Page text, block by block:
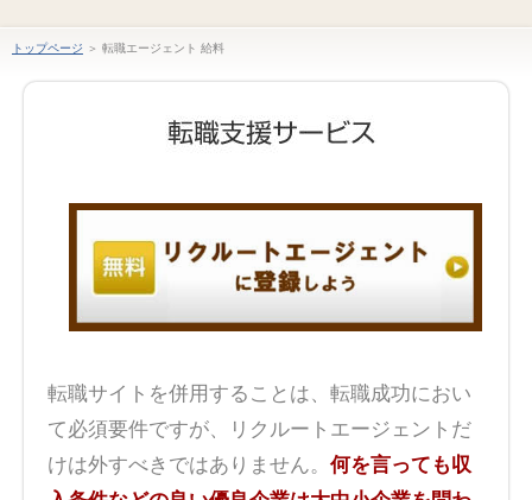
トップページ ＞ 転職エージェント 給料
転職サイトを併用することは、転職成功におい
て必須要件ですが、リクルートエージェントだ
けは外すべきではありません。 何を言っても収